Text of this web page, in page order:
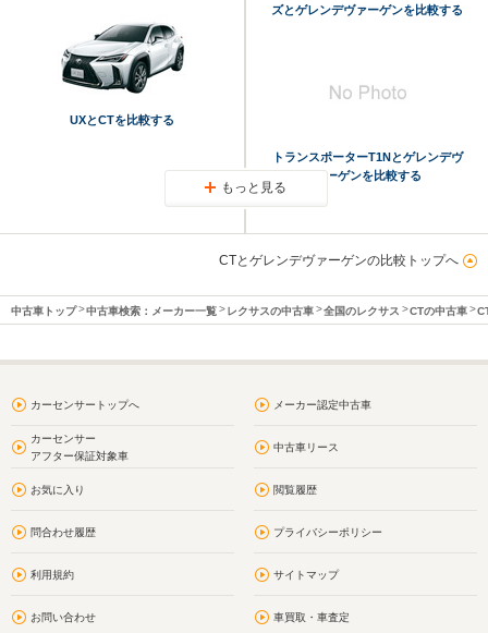
UXとCTを比較する
ズとゲレンデヴァーゲンを比較する
トランスポーターT1Nとゲレンデヴ
ァーゲンを比較する
もっと見る
CTとゲレンデヴァーゲンの比較トップへ
中古車トップ 中古車検索：メーカー一覧 レクサスの中古車 全国のレクサス CTの中古車
カーセンサートップへ メーカー認定中古車
カーセンサー
アフター保証対象車
中古車リース
お気に入り 閲覧履歴
問合わせ履歴 プライバシーポリシー
利用規約 サイトマップ
お問い合わせ 車買取・車査定